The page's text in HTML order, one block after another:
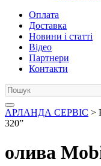
Оплата
Доставка
Новини і статті
Відео
Партнери
Контакти
АРЛАНДА СЕРВІС >
320”
олива